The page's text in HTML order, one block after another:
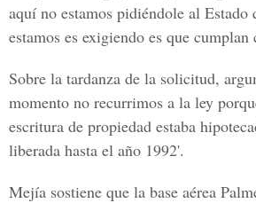
aquí no estamos pidiéndole al Estado
estamos es exigiendo es que cumplan
Sobre la tardanza de la solicitud,
momento no recurrimos a la ley
escritura de propiedad estaba
liberada hasta el año 1992'.
Mejía sostiene que la base aérea